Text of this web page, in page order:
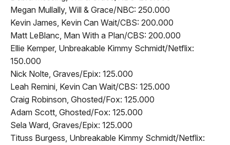
Megan Mullally, Will & Grace/NBC: 250.000
Kevin James, Kevin Can Wait/CBS: 200.000
Matt LeBlanc, Man With a Plan/CBS: 200.000
Ellie Kemper, Unbreakable Kimmy Schmidt/Netflix:
150.000
Nick Nolte, Graves/Epix: 125.000
Leah Remini, Kevin Can Wait/CBS: 125.000
Craig Robinson, Ghosted/Fox: 125.000
Adam Scott, Ghosted/Fox: 125.000
Sela Ward, Graves/Epix: 125.000
Tituss Burgess, Unbreakable Kimmy Schmidt/Netflix: